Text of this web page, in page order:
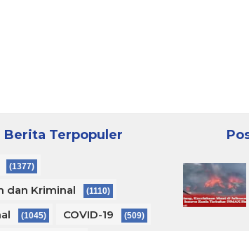
Berita Terpopuler
(1377)
dan Kriminal (1110)
(1045) COVID-19 (509)